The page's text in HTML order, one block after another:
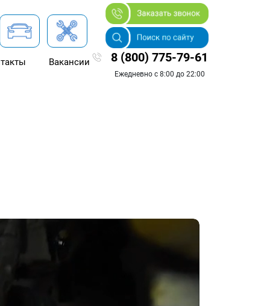
Вакансии 8 (800) 775-79-61
Ежедневно с 8:00 до 22:00